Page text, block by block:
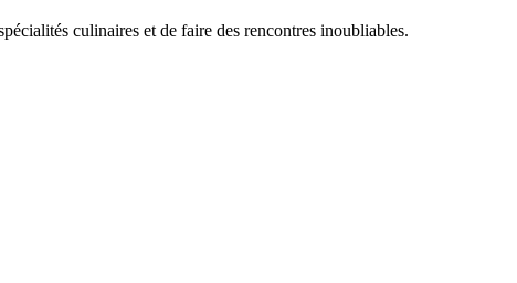
culinaires et de faire des rencontres inoubliables.